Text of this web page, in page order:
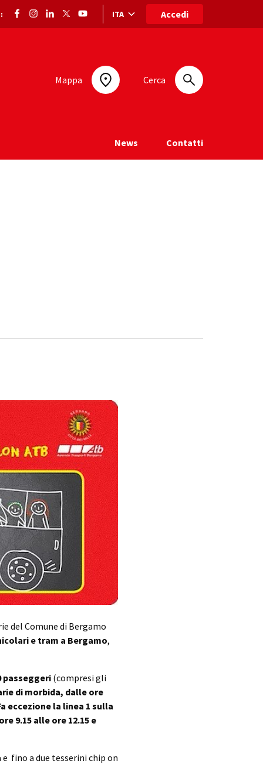
Selezione lingua: lingua selezionata
ITA Accedi
Mappa Cerca
News Contatti
del Comune di Bergamo
e tram a Bergamo,
passeggeri(compresi gli
di morbida, dalle ore
eccezione la linea 1 sulla
9.15 alle ore 12.15 e
fino a due tesserini chip on